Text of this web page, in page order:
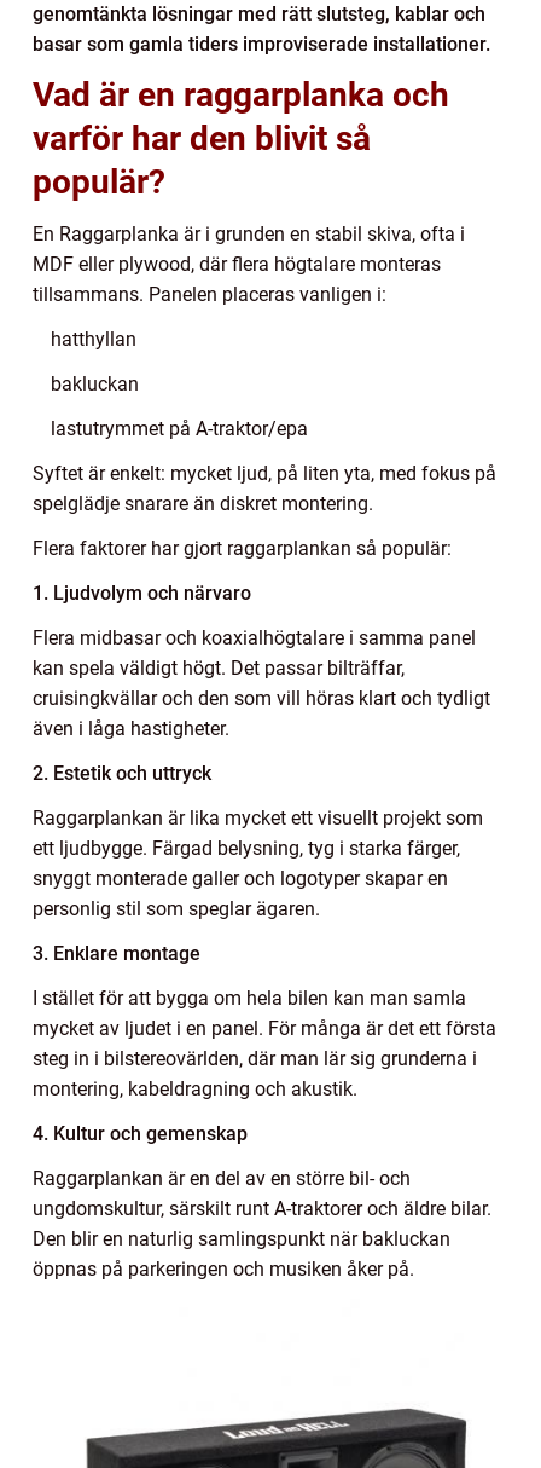
genomtänkta lösningar med rätt slutsteg, kablar och
basar som gamla tiders improviserade installationer.
Vad är en raggarplanka och
varför har den blivit så
populär?
En Raggarplanka är i grunden en stabil skiva, ofta i
MDF eller plywood, där flera högtalare monteras
tillsammans. Panelen placeras vanligen i:
hatthyllan
bakluckan
lastutrymmet på A-traktor/epa
Syftet är enkelt: mycket ljud, på liten yta, med fokus på
spelglädje snarare än diskret montering.
Flera faktorer har gjort raggarplankan så populär:
1. Ljudvolym och närvaro
Flera midbasar och koaxialhögtalare i samma panel
kan spela väldigt högt. Det passar bilträffar,
cruisingkvällar och den som vill höras klart och tydligt
även i låga hastigheter.
2. Estetik och uttryck
Raggarplankan är lika mycket ett visuellt projekt som
ett ljudbygge. Färgad belysning, tyg i starka färger,
snyggt monterade galler och logotyper skapar en
personlig stil som speglar ägaren.
3. Enklare montage
I stället för att bygga om hela bilen kan man samla
mycket av ljudet i en panel. För många är det ett första
steg in i bilstereovärlden, där man lär sig grunderna i
montering, kabeldragning och akustik.
4. Kultur och gemenskap
Raggarplankan är en del av en större bil- och
ungdomskultur, särskilt runt A-traktorer och äldre bilar.
Den blir en naturlig samlingspunkt när bakluckan
öppnas på parkeringen och musiken åker på.